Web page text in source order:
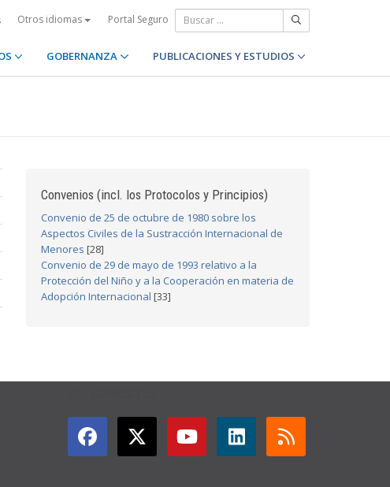
Otros idiomas Portal Seguro
GOBERNANZA PUBLICACIONES Y ESTUDIOS
Convenios (incl. los Protocolos y Principios)
Convenio de 25 de octubre de 1980 sobre los
Aspectos Civiles de la Sustracción Internacional de
Menores [28]
Convenio de 29 de mayo de 1993 relativo a la
Protección del Niño y a la Cooperación en materia de
Adopción Internacional [33]